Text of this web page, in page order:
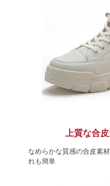
上質な合
なめらかな質感の合皮素
れも簡単